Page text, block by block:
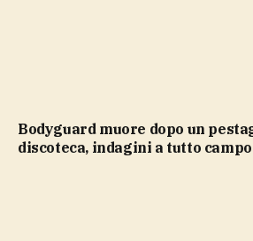
Bodyguard muore dopo un pestaggio fuori dalla
discoteca, indagini a tutto campo